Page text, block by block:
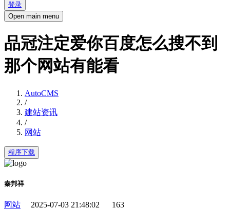
登录
Open main menu
品冠注定爱你百度怎么搜不到
那个网站有能看
AutoCMS
/
建站资讯
/
网站
程序下载
秦邦祥
网站 2025-07-03 21:48:02 163